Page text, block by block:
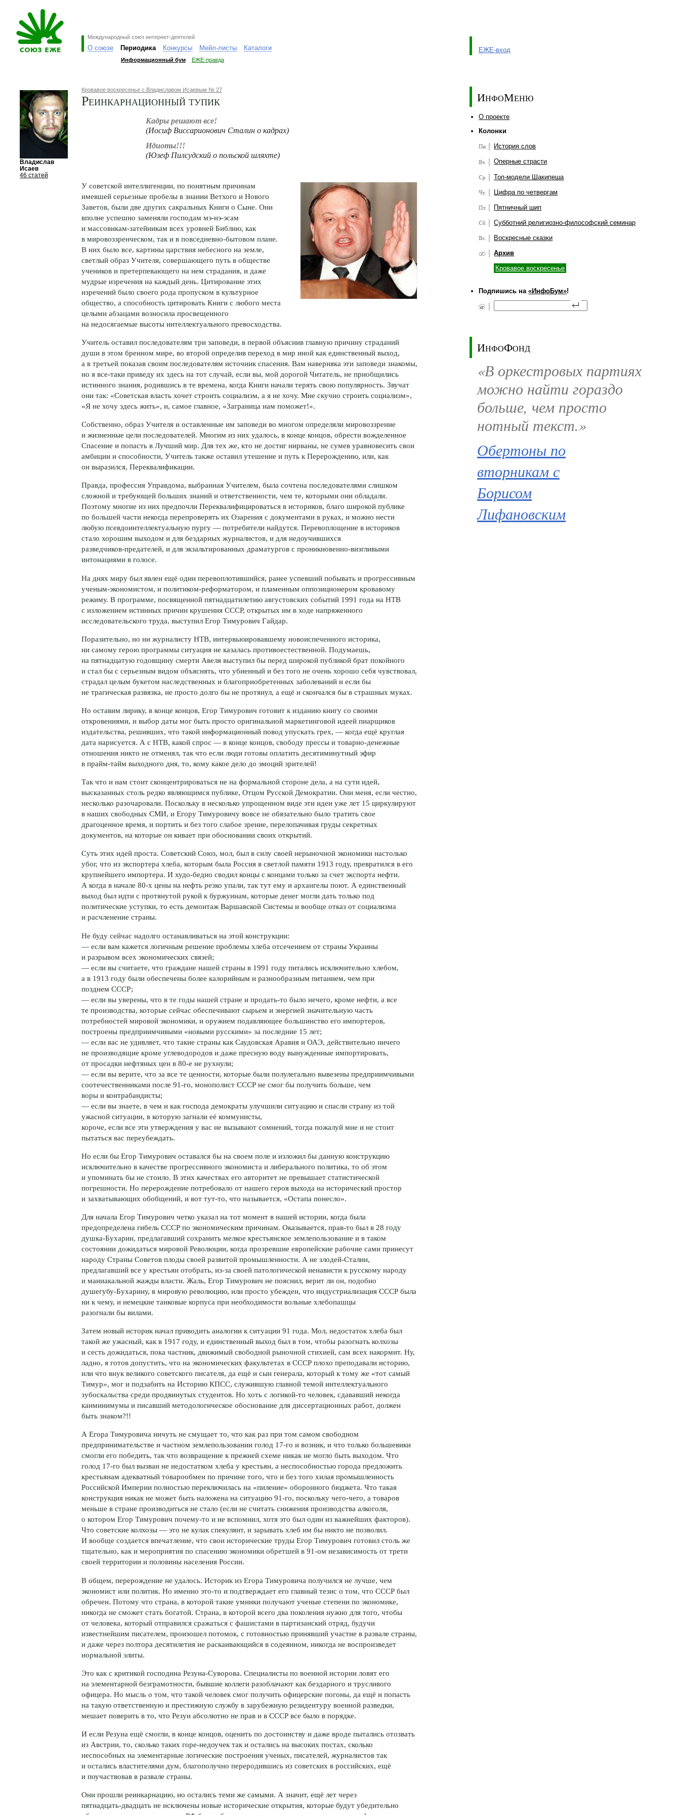
Международный союз интернет-деятелей
О союзе Периодика Конкурсы Мейл-листы Каталоги
Информационный бум ЕЖЕ-правда
ЕЖЕ-вход
Владислав
Исаев
46 статей
Кровавое воскресенье с Владиславом Исаевым № 27
Реинкарнационный тупик
Кадры решают все!
(Иосиф Виссарионович Сталин о кадрах)
Идиоты!!!
(Юзеф Пилсудский о польской шляхте)
У советской интеллигенции, по понятным причинам
имевшей серьезные пробелы в знании Ветхого и Нового
Заветов, были две других сакральных Книги о Сыне. Они
вполне успешно заменяли господам мэ-нэ-эсам
и массовикам-затейникам всех уровней Библию, как
в мировоззренческом, так и в повседневно-бытовом плане.
В них было все, картины царствия небесного на земле,
светлый образ Учителя, совершающего путь в обществе
учеников и претерпевающего на нем страдания, и даже
мудрые изречения на каждый день. Цитирование этих
изречений было своего рода пропуском в культурное
общество, а способность цитировать Книги с любого места
целыми абзацами возносила просвещенного
на недосягаемые высоты интеллектуального превосходства.
Учитель оставил последователям три заповеди, в первой объяснив главную причину страданий
души в этом бренном мире, во второй определив переход в мир иной как единственный выход,
а в третьей показав своим последователям источник спасения. Вам наверняка эти заповеди знакомы,
но я все-таки приведу их здесь на тот случай, если вы, мой дорогой Читатель, не приобщились
истинного знания, родившись в те времена, когда Книги начали терять свою популярность. Звучат
они так: «Советская власть хочет строить социализм, а я не хочу. Мне скучно строить социализм»,
«Я не хочу здесь жить», и, самое главное, «Заграница нам поможет!».
Собственно, образ Учителя и оставленные им заповеди во многом определяли мировоззрение
и жизненные цели последователей. Многим из них удалось, в конце концов, обрести вожделенное
Спасение и попасть в Лучший мир. Для тех же, кто не достиг нирваны, не сумев уравновесить свои
амбиции и способности, Учитель также оставил утешение и путь к Перерождению, или, как
он выразился, Переквалификации.
Правда, профессия Управдома, выбранная Учителем, была сочтена последователями слишком
сложной и требующей больших знаний и ответственности, чем те, которыми они обладали.
Поэтому многие из них предпочли Переквалифицироваться в историков, благо широкой публике
по большей части некогда перепроверять их Озарения с документами в руках, и можно нести
любую псевдоинтеллектуальную пургу — потребители найдутся. Перевоплощение в историков
стало хорошим выходом и для бездарных журналистов, и для недоучившихся
разведчиков-предателей, и для экзальтированных драматургов с проникновенно-визгливыми
интонациями в голосе.
На днях миру был явлен ещё один перевоплотившийся, ранее успевший побывать и прогрессивным
ученым-экономистом, и политиком-реформатором, и пламенным оппозиционером кровавому
режиму. В программе, посвященной пятнадцатилетию августовских событий 1991 года на НТВ
с изложением истинных причин крушения СССР, открытых им в ходе напряженного
исследовательского труда, выступил Егор Тимурович Гайдар.
Поразительно, но ни журналисту НТВ, интервьюировавшему новоиспеченного историка,
ни самому герою программы ситуация не казалась противоестественной. Подумаешь,
на пятнадцатую годовщину смерти Авеля выступил бы перед широкой публикой брат покойного
и стал бы с серьезным видом объяснять, что убиенный и без того не очень хорошо себя чувствовал,
страдал целым букетом наследственных и благоприобретенных заболеваний и если бы
не трагическая развязка, не просто долго бы не протянул, а ещё и скончался бы в страшных муках.
Но оставим лирику, в конце концов, Егор Тимурович готовит к изданию книгу со своими
откровениями, и выбор даты мог быть просто оригинальной маркетинговой идеей пиарщиков
издательства, решивших, что такой информационный повод упускать грех, — когда ещё круглая
дата нарисуется. А с НТВ, какой спрос — в конце концов, свободу прессы и товарно-денежные
отношения никто не отменял, так что если люди готовы оплатить десятиминутный эфир
в прайм-тайм выходного дня, то, кому какое дело до эмоций зрителей!
Так что и нам стоит сконцентрироваться не на формальной стороне дела, а на сути идей,
высказанных столь редко являющимся публике, Отцом Русской Демократии. Они меня, если честно,
несколько разочаровали. Поскольку в несколько упрощенном виде эти идеи уже лет 15 циркулируют
в наших свободных СМИ, и Егору Тимуровичу вовсе не обязательно было тратить свое
драгоценное время, и портить и без того слабое зрение, перелопачивая груды секретных
документов, на которые он кивает при обосновании своих открытий.
Суть этих идей проста. Советский Союз, мол, был в силу своей нерыночной экономики настолько
убог, что из экспортера хлеба, которым была Россия в светлой памяти 1913 году, превратился в его
крупнейшего импортера. И худо-бедно сводил концы с концами только за счет экспорта нефти.
А когда в начале 80-х цены на нефть резко упали, так тут ему и архангелы поют. А единственный
выход был идти с протянутой рукой к буржуинам, которые денег могли дать только под
политические уступки, то есть демонтаж Варшавской Системы и вообще отказ от социализма
и расчленение страны.
Не буду сейчас надолго останавливаться на этой конструкции:
— если вам кажется логичным решение проблемы хлеба отсечением от страны Украины
и разрывом всех экономических связей;
— если вы считаете, что граждане нашей страны в 1991 году питались исключительно хлебом,
а в 1913 году были обеспечены более калорийным и разнообразным питанием, чем при
позднем СССР;
— если вы уверены, что в те годы нашей стране и продать-то было нечего, кроме нефти, а все
те производства, которые сейчас обеспечивают сырьем и энергией значительную часть
потребностей мировой экономики, и оружием подавляющее большинство его импортеров,
построены предприимчивыми «новыми русскими» за последние 15 лет;
— если вас не удивляет, что такие страны как Саудовская Аравия и ОАЭ, действительно ничего
не производящие кроме углеводородов и даже пресную воду вынужденные импортировать,
от просадки нефтяных цен в 80-е не рухнули;
— если вы верите, что за все те ценности, которые были полулегально вывезены предприимчивыми
соотечественниками после 91-го, монополист СССР не смог бы получить больше, чем
воры и контрабандисты;
— если вы знаете, в чем и как господа демократы улучшили ситуацию и спасли страну из той
ужасной ситуации, в которую загнали её коммунисты,
короче, если все эти утверждения у вас не вызывают сомнений, тогда пожалуй мне и не стоит
пытаться вас переубеждать.
Но если бы Егор Тимурович оставался бы на своем поле и изложил бы данную конструкцию
исключительно в качестве прогрессивного экономиста и либерального политика, то об этом
и упоминать бы не стоило. В этих качествах его авторитет не превышает статистической
погрешности. Но перерождение потребовало от нашего героя выхода на исторический простор
и захватывающих обобщений, и вот тут-то, что называется, «Остапа понесло».
Для начала Егор Тимурович четко указал на тот момент в нашей истории, когда была
предопределена гибель СССР по экономическим причинам. Оказывается, прав-то был в 28 году
душка-Бухарин, предлагавший сохранить мелкое крестьянское землепользование и в таком
состоянии дожидаться мировой Революции, когда прозревшие европейские рабочие сами принесут
народу Страны Советов плоды своей развитой промышленности. А не злодей-Сталин,
предлагавший все у крестьян отобрать, из-за своей патологической ненависти к русскому народу
и маниакальной жажды власти. Жаль, Егор Тимурович не пояснил, верит ли он, подобно
душегубу-Бухарину, в мировую революцию, или просто убежден, что индустриализация СССР была
ни к чему, и немецкие танковые корпуса при необходимости вольные хлебопашцы
разогнали бы вилами.
Затем новый историк начал приводить аналогии к ситуации 91 года. Мол, недостаток хлеба был
такой же ужасный, как в 1917 году, и единственный выход был в том, чтобы разогнать колхозы
и сесть дожидаться, пока частник, движимый свободной рыночной стихией, сам всех накормит. Ну,
ладно, я готов допустить, что на экономических факультетах в СССР плохо преподавали историю,
или что внук великого советского писателя, да ещё и сын генерала, который к тому же «тот самый
Тимур», мог и подзабить на Историю КПСС, служившую главной темой интеллектуального
зубоскальства среди продвинутых студентов. Но хоть с логикой-то человек, сдававший некогда
канминимумы и писавший методологическое обоснование для диссертационных работ, должен
быть знаком?!!
А Егора Тимуровича ничуть не смущает то, что как раз при том самом свободном
предпринимательстве и частном землепользовании голод 17-го и возник, и что только большевики
смогли его победить, так что возвращение к прежней схеме никак не могло быть выходом. Что
голод 17-го был вызван не недостатком хлеба у крестьян, а неспособностью города предложить
крестьянам адекватный товарообмен по причине того, что и без того хилая промышленность
Российской Империи полностью переключилась на «пиление» оборонного бюджета. Что такая
конструкция никак не может быть наложена на ситуацию 91-го, поскольку чего-чего, а товаров
меньше в стране производиться не стало (если не считать снижения производства алкоголя,
о котором Егор Тимурович почему-то и не вспомнил, хотя это был один из важнейших факторов).
Что советские колхозы — это не кулак спекулянт, и зарывать хлеб им бы никто не позволил.
И вообще создается впечатление, что свои исторические труды Егор Тимурович готовил столь же
тщательно, как и мероприятия по спасению экономики обретшей в 91-ом независимость от трети
своей территории и половины населения России.
В общем, перерождение не удалось. Историк из Егора Тимуровича получился не лучше, чем
экономист или политик. Но именно это-то и подтверждает его главный тезис о том, что СССР был
обречен. Потому что страна, в которой такие умники получают ученые степени по экономике,
никогда не сможет стать богатой. Страна, в которой всего два поколения нужно для того, чтобы
от человека, который отправился сражаться с фашистами в партизанский отряд, будучи
известнейшим писателем, произошел потомок, с готовностью принявший участие в развале страны,
и даже через полтора десятилетия не раскаивающийся в содеянном, никогда не воспроизведет
нормальной элиты.
Это как с критикой господина Резуна-Суворова. Специалисты по военной истории ловят его
на элементарной безграмотности, бывшие коллеги разоблачают как бездарного и трусливого
офицера. Но мысль о том, что такой человек смог получить офицерские погоны, да ещё и попасть
на такую ответственную и престижную службу в зарубежную резидентуру военной разведки,
мешает поверить в то, что Резун абсолютно не прав и в СССР все было в порядке.
И если Резуна ещё смогли, в конце концов, оценить по достоинству и даже вроде пытались отозвать
из Австрии, то, сколько таких горе-недоучек так и остались на высоких постах, сколько
неспособных на элементарные логические построения ученых, писателей, журналистов так
и остались властителями дум, благополучно переродившись из советских в российских, ещё
и поучаствовав в развале страны.
Они прошли реинкарнацию, но остались теми же самыми. А значит, ещё лет через
пятнадцать-двадцать не исключены новые исторические открытия, которые будут убедительно
ИнфоМеню
О проекте
Колонки
История слов
Оперные страсти
Топ-модели Шакипеша
Цифра по четвергам
Пятничный шип
Субботний религиозно-философский семинар
Воскресные сказки
Архив
Кровавое воскресенье
Подпишись на«ИнфоБум»!
ИнфоФонд
«В оркестровых партиях
можно найти гораздо
больше, чем просто
нотный текст.»
Обертоны по
вторникам с
Борисом
Лифановским